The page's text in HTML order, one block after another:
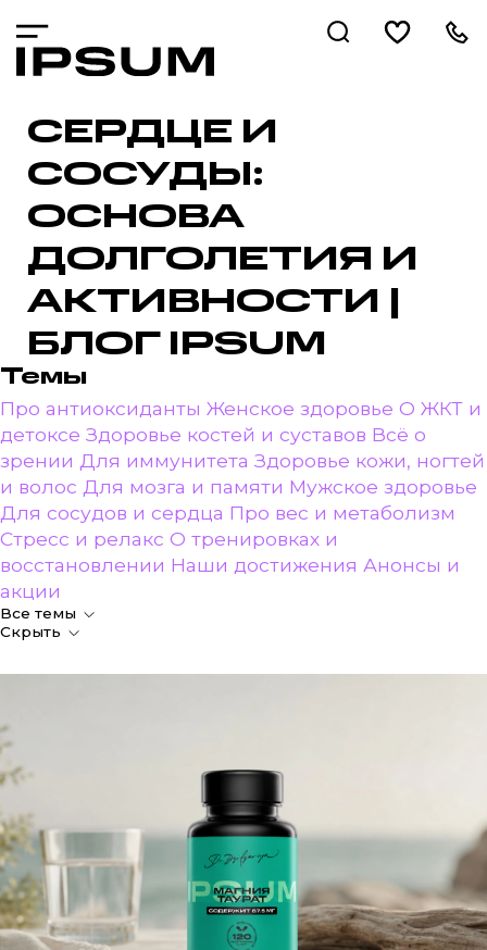
СЕРДЦЕ И
СОСУДЫ:
ОСНОВА
ДОЛГОЛЕТИЯ И
АКТИВНОСТИ |
БЛОГ IPSUM
Темы
Про антиоксиданты Женское здоровье О ЖКТ и
детоксе Здоровье костей и суставов Всё о
зрении Для иммунитета Здоровье кожи, ногтей
и волос Для мозга и памяти Мужское здоровье
Для сосудов и сердца Про вес и метаболизм
Стресс и релакс О тренировках и
восстановлении Наши достижения Анонсы и
акции
Все темы
Скрыть